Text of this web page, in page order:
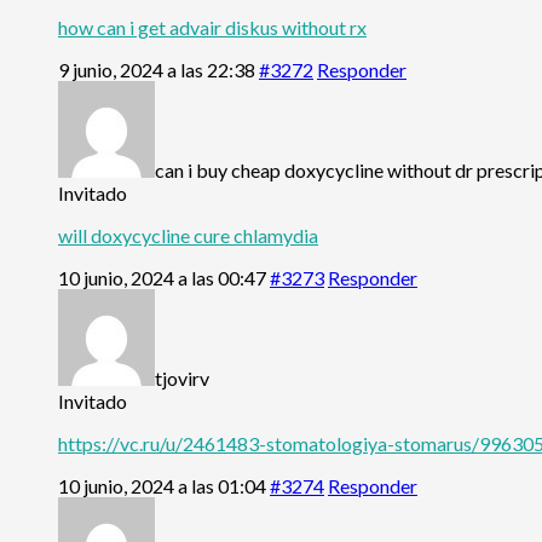
how can i get advair diskus without rx
9 junio, 2024 a las 22:38 #3272 Responder
can i buy cheap doxycycline without dr
Invitado
will doxycycline cure chlamydia
10 junio, 2024 a las 00:47#3273 Responder
tjovirv
Invitado
https://vc.ru/u/2461483-stomatologiya-stomarus/
10 junio, 2024 a las 01:04#3274 Responder